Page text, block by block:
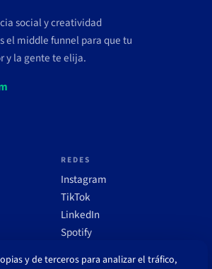
social y creatividad
el middle funnel para que tu
y la gente te elija.
REDES
Instagram
TikTok
LinkedIn
Spotify
y de terceros para analizar el tráfico,